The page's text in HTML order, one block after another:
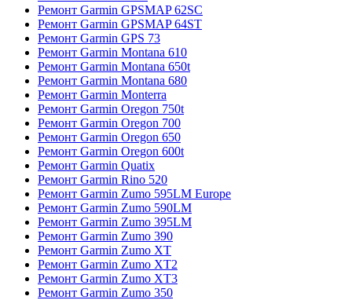
Ремонт Garmin GPSMAP 62SC
Ремонт Garmin GPSMAP 64ST
Ремонт Garmin GPS 73
Ремонт Garmin Montana 610
Ремонт Garmin Montana 650t
Ремонт Garmin Montana 680
Ремонт Garmin Monterra
Ремонт Garmin Oregon 750t
Ремонт Garmin Oregon 700
Ремонт Garmin Oregon 650
Ремонт Garmin Oregon 600t
Ремонт Garmin Quatix
Ремонт Garmin Rino 520
Ремонт Garmin Zumo 595LM Europe
Ремонт Garmin Zumo 590LM
Ремонт Garmin Zumo 395LM
Ремонт Garmin Zumo 390
Ремонт Garmin Zumo XT
Ремонт Garmin Zumo XT2
Ремонт Garmin Zumo XT3
Ремонт Garmin Zumo 350